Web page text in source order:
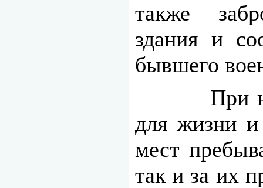
также
здания и
бывшего
При
для жизни и
мест
так и за их